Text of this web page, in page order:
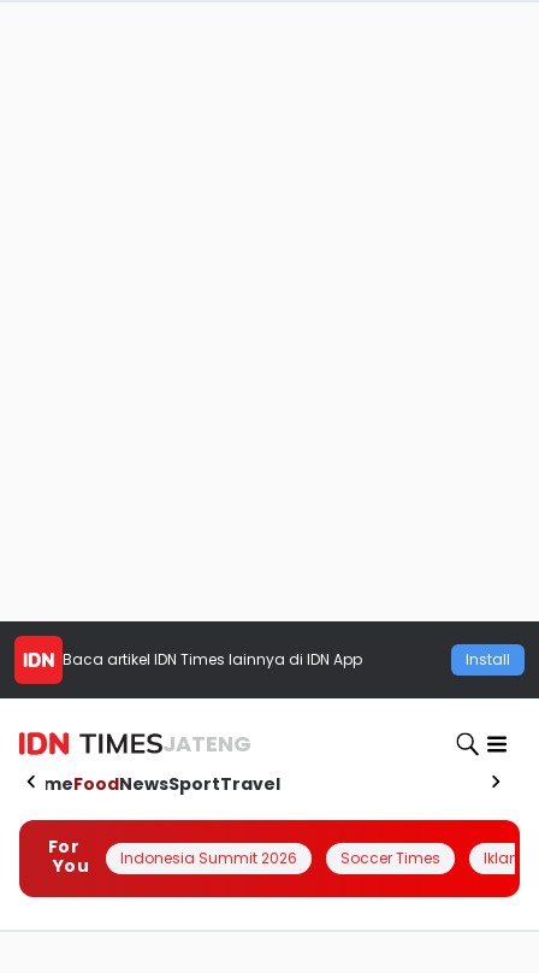
Baca artikel IDN Times lainnya di IDN App Install
JATENG
HomeFoodNewsSportTravel
For
You
Indonesia Summit 2026 Soccer Times Iklanin